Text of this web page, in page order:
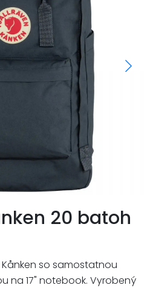
20 batoh
so samostatnou
na 17" notebook. Vyrobený